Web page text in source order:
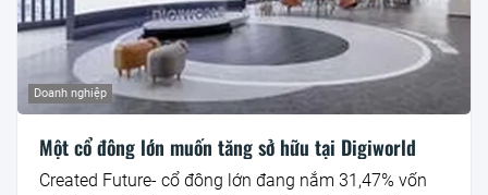
Doanh nghiệp
Một cổ đông lớn muốn tăng sở hữu tại Digiworld
Created Future- cổ đông lớn đang nắm 31,47% vốn